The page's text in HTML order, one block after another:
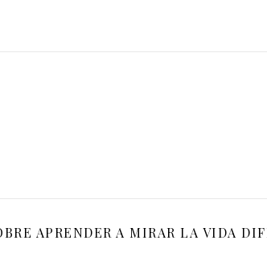
APRENDER A MIRAR LA VIDA